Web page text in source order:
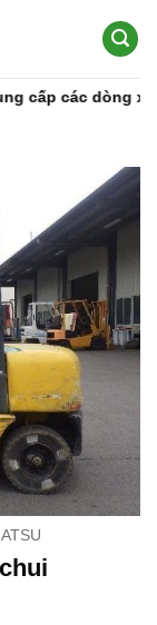
dòng xe nâng,